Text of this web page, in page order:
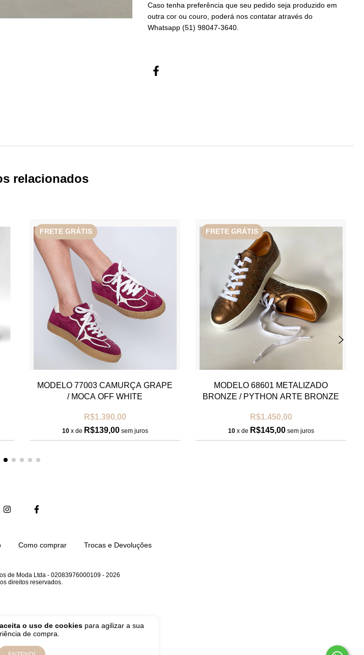
o uso de cookiespara agilizar a sua
de compra.
Caso tenha preferência que seu pedido seja produzido em
outra cor ou couro, poderá nos contatar através do
Whatsapp (51) 98047-3640.
relacionados
FRETE GRÁTIS
MODELO 77003 CAMURÇA GRAPE
/ MOCA OFF WHITE
R$1.390,00
10 x de R$139,00 sem juros
FRETE GRÁTIS
MODELO 68601 METALIZADO
BRONZE / PYTHON ARTE BRONZE
R$1.450,00
10 x de R$145,00 sem juros
Como comprar Trocas e Devoluções
de Moda Ltda - 02083976000109 - 2026
direitos reservados.